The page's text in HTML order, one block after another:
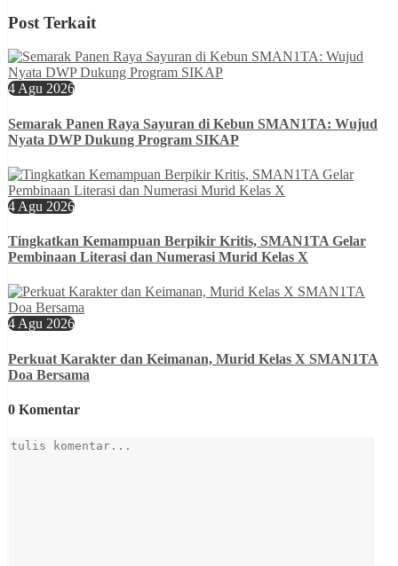
Post Terkait
4 Agu 2026
Semarak Panen Raya Sayuran di Kebun SMAN1TA: Wujud
Nyata DWP Dukung Program SIKAP
4 Agu 2026
Tingkatkan Kemampuan Berpikir Kritis, SMAN1TA Gelar
Pembinaan Literasi dan Numerasi Murid Kelas X
4 Agu 2026
Perkuat Karakter dan Keimanan, Murid Kelas X SMAN1TA
Doa Bersama
0 Komentar